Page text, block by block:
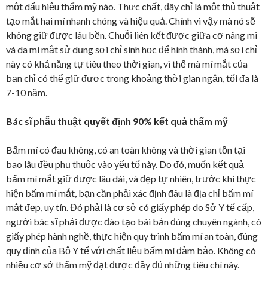
một dấu hiệu thẩm mỹ nào. Thực chất, đây chỉ là một thủ thuật
tạo mắt hai mí nhanh chóng và hiệu quả. Chính vì vậy mà nó sẽ
không giữ được lâu bền. Chuỗi liên kết được giữa cơ nâng mi
và da mí mắt sử dụng sợi chỉ sinh học để hình thành, mà sợi chỉ
này có khả năng tự tiêu theo thời gian, vì thế mà mí mắt của
bạn chỉ có thể giữ được trong khoảng thời gian ngắn, tối đa là
7-10 năm.
Bác sĩ phẫu thuật quyết định 90% kết quả thẩm mỹ
Bấm mí có đau không, có an toàn không và thời gian tồn tại
bao lâu đều phụ thuộc vào yếu tố này. Do đó, muốn kết quả
bấm mí mắt giữ được lâu dài, và đẹp tự nhiên, trước khi thực
hiện bấm mí mắt, bạn cần phải xác định đâu là địa chỉ bấm mí
mắt đẹp, uy tín. Đó phải là cơ sở có giấy phép do Sở Y tế cấp,
người bác sĩ phải được đào tạo bài bản đúng chuyên ngành, có
giấy phép hành nghề, thực hiện quy trình bấm mí an toàn, đúng
quy định của Bộ Y tế với chất liệu bấm mí đảm bảo. Không có
nhiều cơ sở thẩm mỹ đạt được đầy đủ những tiêu chí này.